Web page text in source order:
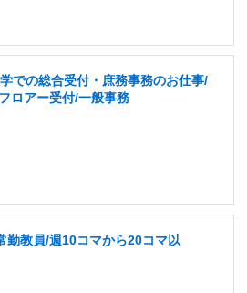
での総合受付・庶務事務のお仕事/
ロアー受付/一般事務
勤教員/週10コマから20コマ以